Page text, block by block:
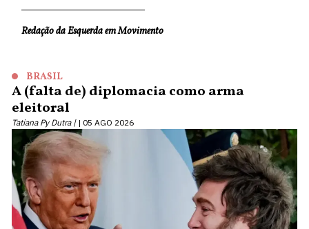
Redação da Esquerda em Movimento
BRASIL
A (falta de) diplomacia como arma
eleitoral
Tatiana Py Dutra | 05 AGO 2026